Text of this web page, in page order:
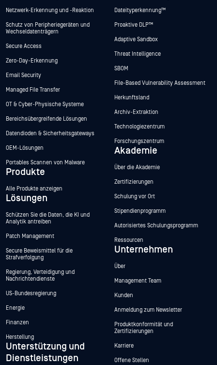
Netzwerk-Erkennung und -Reaktion
Schutz von Peripheriegeräten und
Wechseldatenträgern
Secure Access
Zero-Day-Erkennung
Email Security
Managed File Transfer
OT & Cyber-Physische Systeme
Bereichsübergreifende Lösungen
Datendioden & Sicherheitsgateways
OEM-Lösungen
Portables Scannen von Malware
Produkte
Alle Produkte anzeigen
Lösungen
Schützen Sie die Daten, die KI und
Analytik antreiben
Patch Management
Secure Beweismittel für die
Strafverfolgung
Regierung, Verteidigung und
Nachrichtendienste
US-Bundesregierung
Energie
Finanzen
Herstellung
Unterstützung und
Dienstleistungen
Dateityperkennung™
Proaktive DLP™
Adaptive Sandbox
Threat Intelligence
SBOM
File-Based Vulnerability Assessment
Herkunftsland
Archiv-Extraktion
Technologiezentrum
Forschungszentrum
Akademie
Über die Akademie
Zertifizierungen
Schulung vor Ort
Stipendienprogramm
Autorisiertes Schulungsprogramm
Ressourcen
Unternehmen
Über
Management Team
Kunden
Anmeldung zum Newsletter
Produktkonformität und
Zertifizierungen
Karriere
Offene Stellen